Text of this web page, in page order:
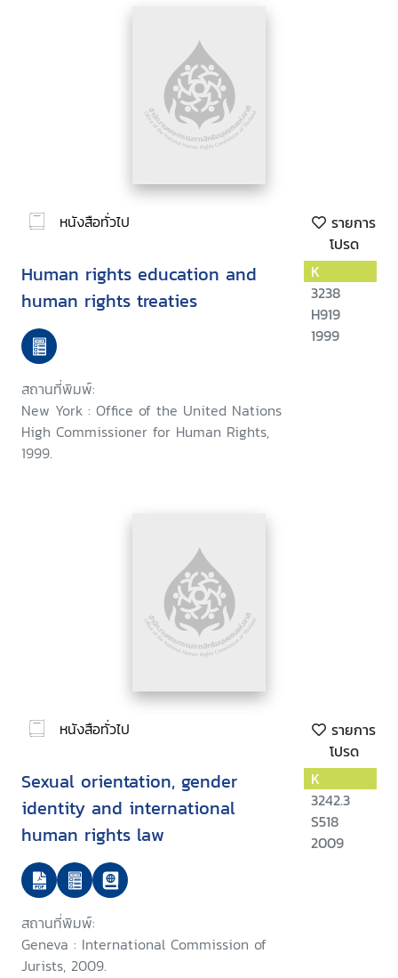
หนังสือทั่วไป
รายการ
โปรด
Human rights education and
human rights treaties
สถานที่พิมพ์:
New York : Office of the United Nations
High Commissioner for Human Rights,
1999.
K
3238
H919
1999
หนังสือทั่วไป
รายการ
โปรด
Sexual orientation, gender
identity and international
human rights law
สถานที่พิมพ์:
Geneva : International Commission of
Jurists, 2009.
K
3242.3
S518
2009